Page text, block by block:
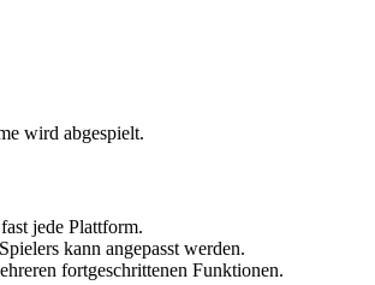
wird abgespielt.
jede Plattform.
kann angepasst werden.
fortgeschrittenen Funktionen.